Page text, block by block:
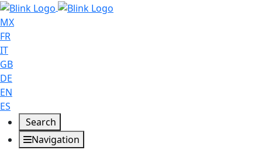
MX
FR
IT
GB
DE
EN
ES
Search
Navigation